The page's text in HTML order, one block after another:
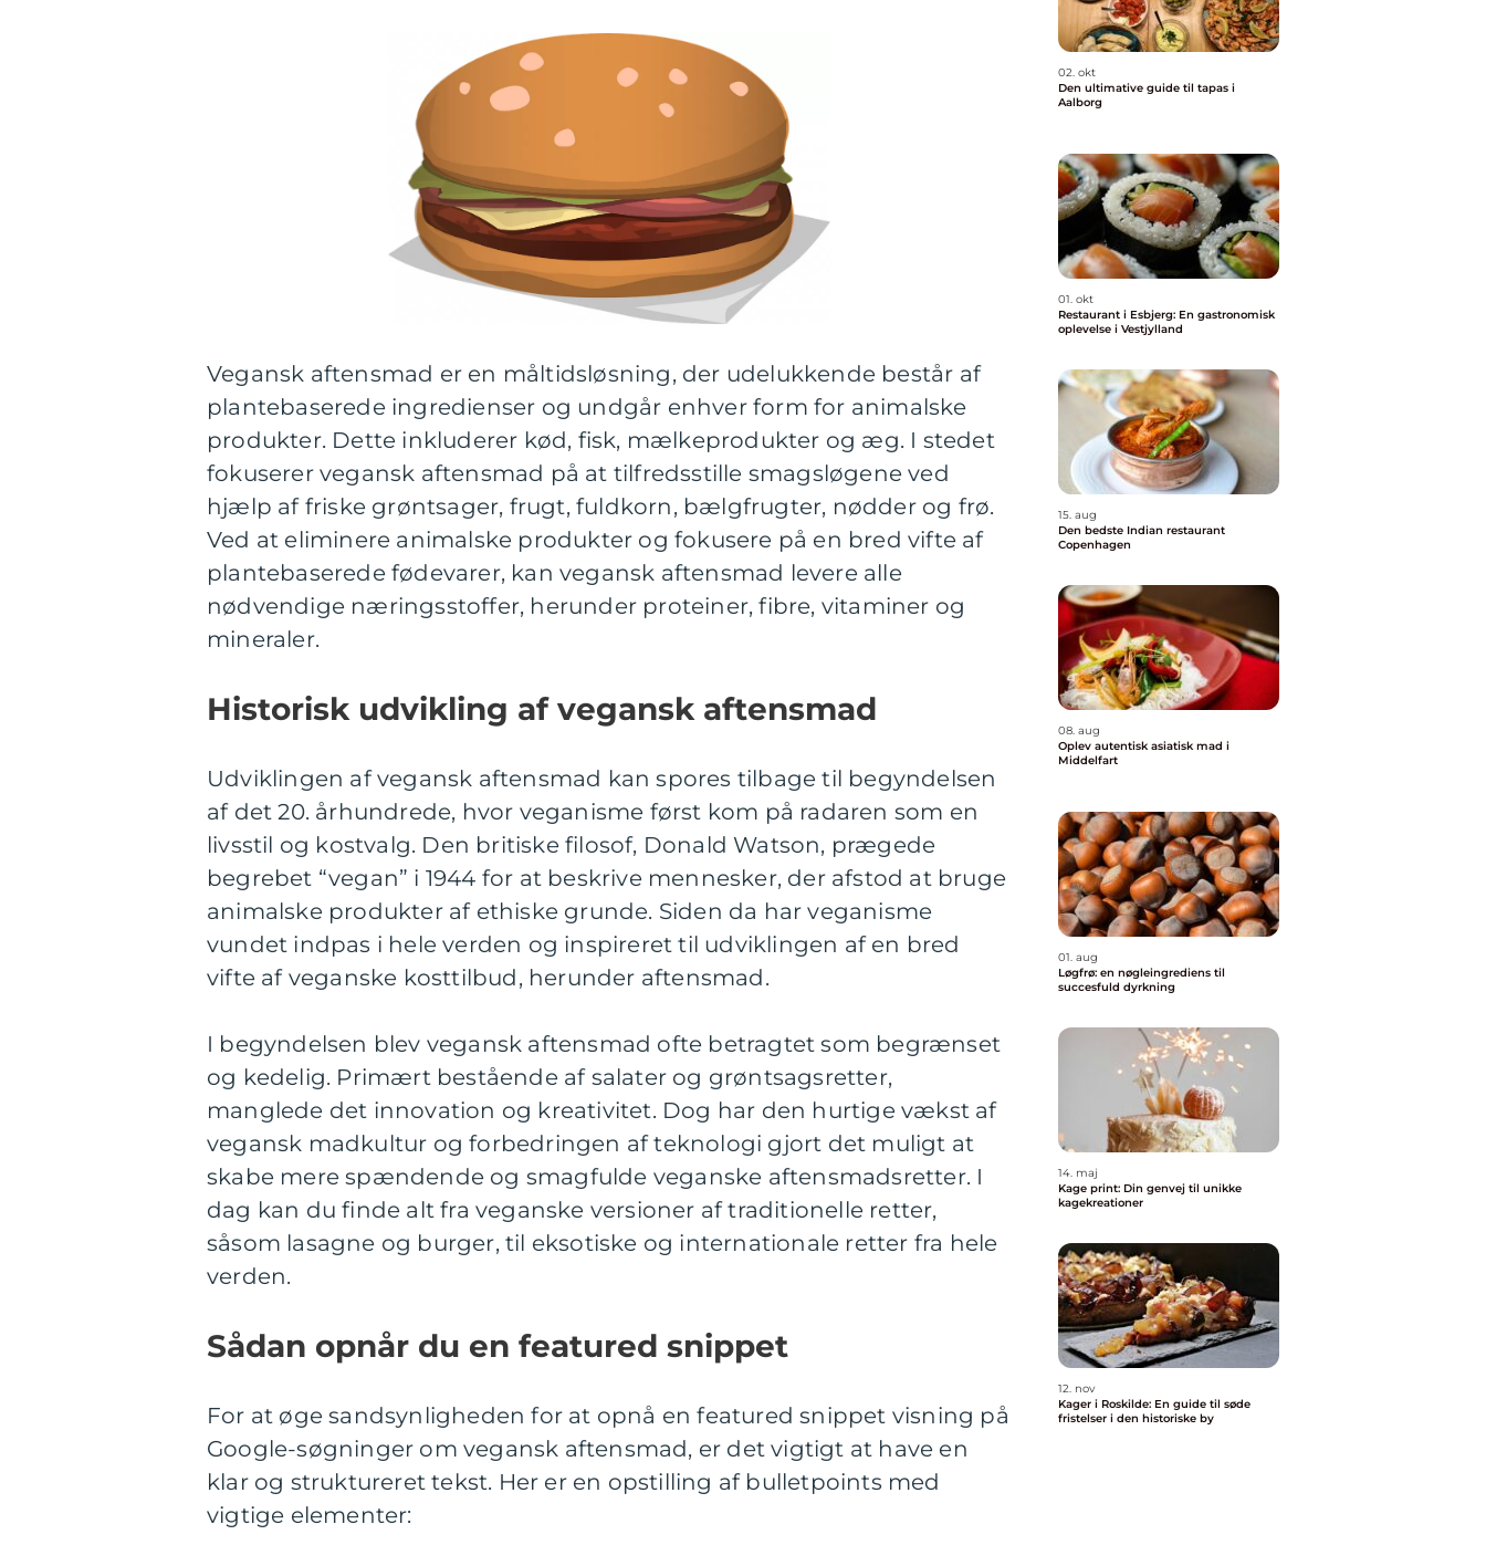
Vegansk aftensmad er en måltidsløsning, der udelukkende består af
plantebaserede ingredienser og undgår enhver form for animalske
produkter. Dette inkluderer kød, fisk, mælkeprodukter og æg. I stedet
fokuserer vegansk aftensmad på at tilfredsstille smagsløgene ved
hjælp af friske grøntsager, frugt, fuldkorn, bælgfrugter, nødder og frø.
Ved at eliminere animalske produkter og fokusere på en bred vifte af
plantebaserede fødevarer, kan vegansk aftensmad levere alle
nødvendige næringsstoffer, herunder proteiner, fibre, vitaminer og
mineraler.
Historisk udvikling af vegansk aftensmad
Udviklingen af vegansk aftensmad kan spores tilbage til begyndelsen
af det 20. århundrede, hvor veganisme først kom på radaren som en
livsstil og kostvalg. Den britiske filosof, Donald Watson, prægede
begrebet “vegan” i 1944 for at beskrive mennesker, der afstod at bruge
animalske produkter af ethiske grunde. Siden da har veganisme
vundet indpas i hele verden og inspireret til udviklingen af en bred
vifte af veganske kosttilbud, herunder aftensmad.
I begyndelsen blev vegansk aftensmad ofte betragtet som begrænset
og kedelig. Primært bestående af salater og grøntsagsretter,
manglede det innovation og kreativitet. Dog har den hurtige vækst af
vegansk madkultur og forbedringen af teknologi gjort det muligt at
skabe mere spændende og smagfulde veganske aftensmadsretter. I
dag kan du finde alt fra veganske versioner af traditionelle retter,
såsom lasagne og burger, til eksotiske og internationale retter fra hele
verden.
Sådan opnår du en featured snippet
For at øge sandsynligheden for at opnå en featured snippet visning på
Google-søgninger om vegansk aftensmad, er det vigtigt at have en
klar og struktureret tekst. Her er en opstilling af bulletpoints med
vigtige elementer:
02. okt
Den ultimative guide til tapas i
Aalborg
01. okt
Restaurant i Esbjerg: En gastronomisk
oplevelse i Vestjylland
15. aug
Den bedste Indian restaurant
Copenhagen
08. aug
Oplev autentisk asiatisk mad i
Middelfart
01. aug
Løgfrø: en nøgleingrediens til
succesfuld dyrkning
14. maj
Kage print: Din genvej til unikke
kagekreationer
12. nov
Kager i Roskilde: En guide til søde
fristelser i den historiske by